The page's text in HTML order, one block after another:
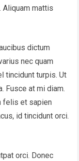
Aliquam mattis
dictum
nec quam
tincidunt turpis. Ut
Fusce at mi diam.
felis et sapien
id tincidunt orci.
orci. Donec